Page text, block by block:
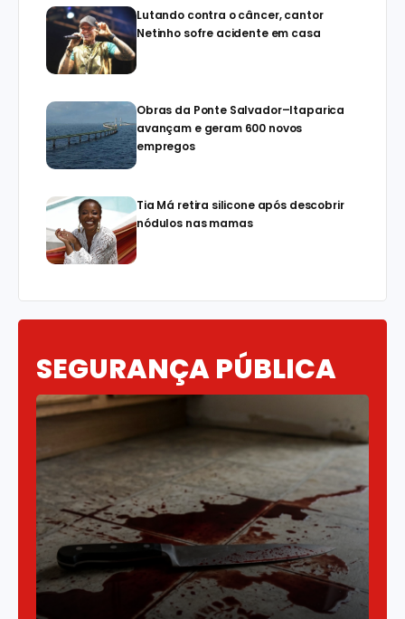
Lutando contra o câncer, cantor
Netinho sofre acidente em casa
Obras da Ponte Salvador–Itaparica
avançam e geram 600 novos
empregos
Tia Má retira silicone após descobrir
nódulos nas mamas
SEGURANÇA PÚBLICA